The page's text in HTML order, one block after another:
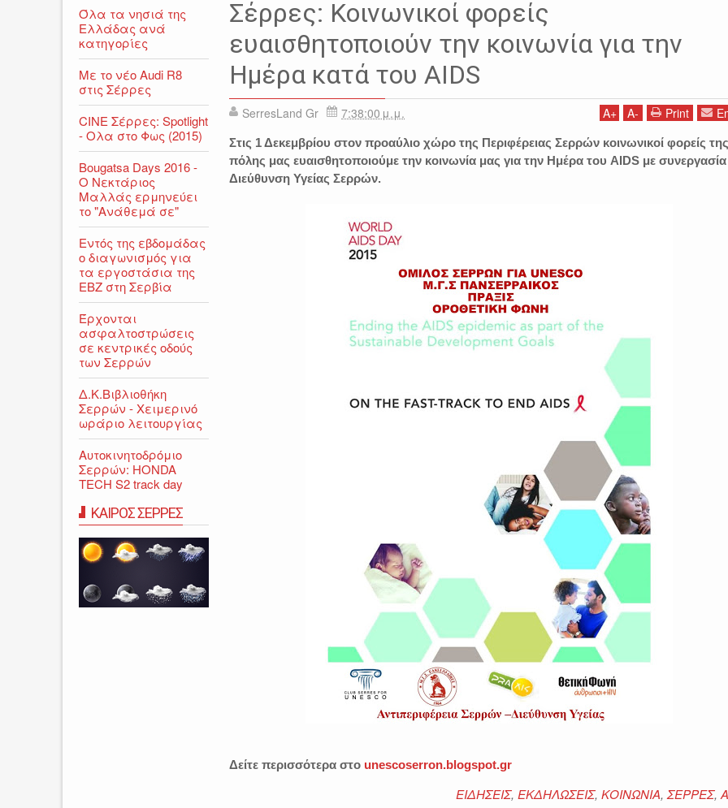
Σέρρες: Κοινωνικοί φορείς
ευαισθητοποιούν την κοινωνία για την
Ημέρα κατά του AIDS
SerresLand Gr 7:38:00 μ.μ. A+ A- Print
Στις 1 Δεκεμβρίου στον προαύλιο χώρο της Περιφέρειας Σερρών κοινωνικοί φορείς της
πόλης μας ευαισθητοποιούμε την κοινωνία μας για την Ημέρα του AIDS με
Διεύθυνση Υγείας Σερρών.
Δείτε περισσότερα στο unescoserron.blogspot.gr
ΕΙΔΗΣΕΙΣ, ΕΚΔΗΛΩΣΕΙΣ, ΚΟΙΝΩΝΙΑ, ΣΕΡΡΕΣ,
Όλα τα νησιά της
Ελλάδας ανά
κατηγορίες
Με το νέο Audi R8
στις Σέρρες
CINE Σέρρες: Spotlight
- Ολα στο Φως (2015)
Bougatsa Days 2016 -
Ο Νεκτάριος
Μαλλάς ερμηνεύει
το "Ανάθεμά σε"
Εντός της εβδομάδας
ο διαγωνισμός για
τα εργοστάσια της
ΕΒΖ στη Σερβία
Έρχονται
ασφαλτοστρώσεις
σε κεντρικές οδούς
των Σερρών
Δ.Κ.Βιβλιοθήκη
Σερρών - Χειμερινό
ωράριο λειτουργίας
Αυτοκινητοδρόμιο
Σερρών: HONDA
TECH S2 track day
ΚΑΙΡΟΣ ΣΕΡΡΕΣ